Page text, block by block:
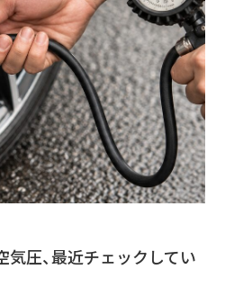
気圧、最近チェックしてい